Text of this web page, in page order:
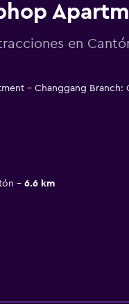
en
- Changgang Branch:
6.6 km